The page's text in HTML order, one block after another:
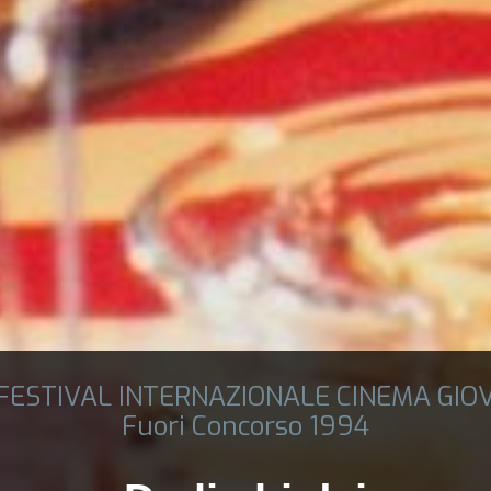
INTERNAZIONALE CINEMA
Fuori Concorso 1994